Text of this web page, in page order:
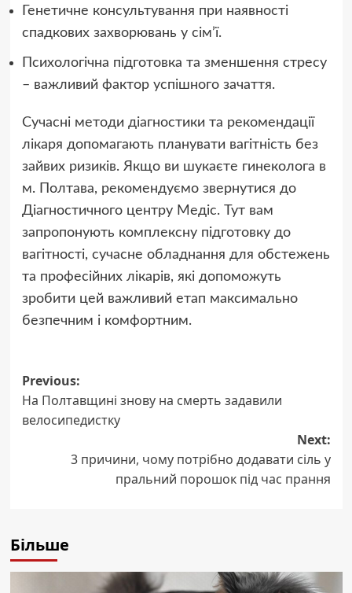
Генетичне консультування при наявності
спадкових захворювань у сім’ї.
Психологічна підготовка та зменшення стресу
– важливий фактор успішного зачаття.
Сучасні методи діагностики та рекомендації
лікаря допомагають планувати вагітність без
зайвих ризиків. Якщо ви шукаєте гинеколога в
м. Полтава, рекомендуємо звернутися до
Діагностичного центру Медіс. Тут вам
запропонують комплексну підготовку до
вагітності, сучасне обладнання для обстежень
та професійних лікарів, які допоможуть
зробити цей важливий етап максимально
безпечним і комфортним.
Post
navigation
Previous:
На Полтавщині знову на смерть задавили
велосипедистку
Next:
3 причини, чому потрібно додавати сіль у
пральний порошок під час прання
Більше